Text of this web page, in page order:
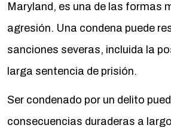
Maryland, es una de las formas
agresión. Una condena puede
sanciones severas, incluida la
larga sentencia de prisión.
Ser condenado por un delito
consecuencias duraderas a